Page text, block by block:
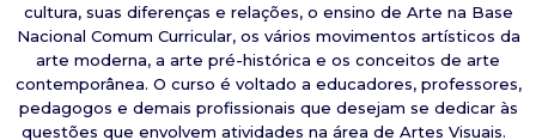
cultura, suas diferenças e relações, o ensino de Arte na Base
Nacional Comum Curricular, os vários movimentos artísticos da
arte moderna, a arte pré-histórica e os conceitos de arte
contemporânea. O curso é voltado a educadores, professores,
pedagogos e demais profissionais que desejam se dedicar às
questões que envolvem atividades na área de Artes Visuais.